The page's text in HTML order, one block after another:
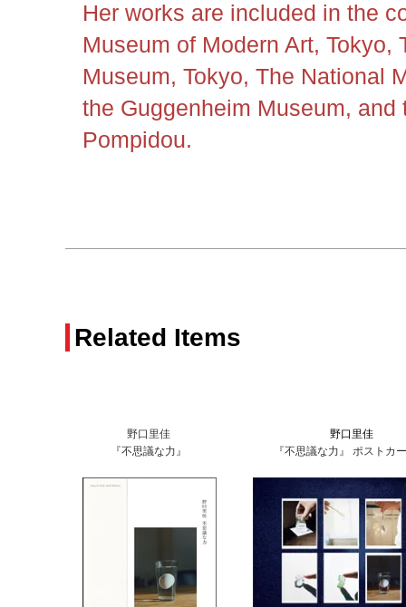
Her works are included in the
Museum of Modern Art, Tokyo,
Museum, Tokyo, The National
the Guggenheim Museum, and
Pompidou.
Related Items
野口里佳
『不思議な力』
野口里佳
『不思議な力』 ポストカ